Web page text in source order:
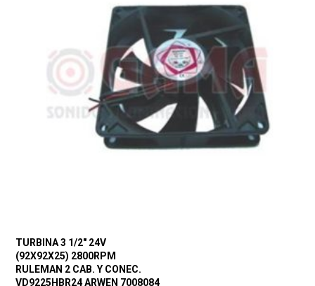
TURBINA 3 1/2″ 24V
(92X92X25) 2800RPM
RULEMAN 2 CAB. Y CONEC.
VD9225HBR24 ARWEN 7008084